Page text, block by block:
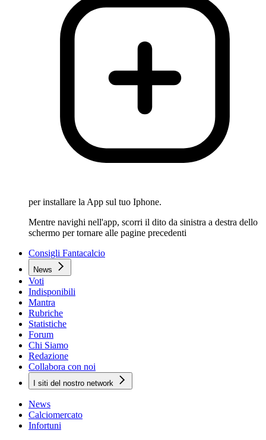
per installare la App sul tuo Iphone.
Mentre navighi nell'app, scorri il dito da sinistra a destra dello
schermo per tornare alle pagine precedenti
Consigli Fantacalcio
News
Voti
Indisponibili
Mantra
Rubriche
Statistiche
Forum
Chi Siamo
Redazione
Collabora con noi
I siti del nostro network
News
Calciomercato
Infortuni